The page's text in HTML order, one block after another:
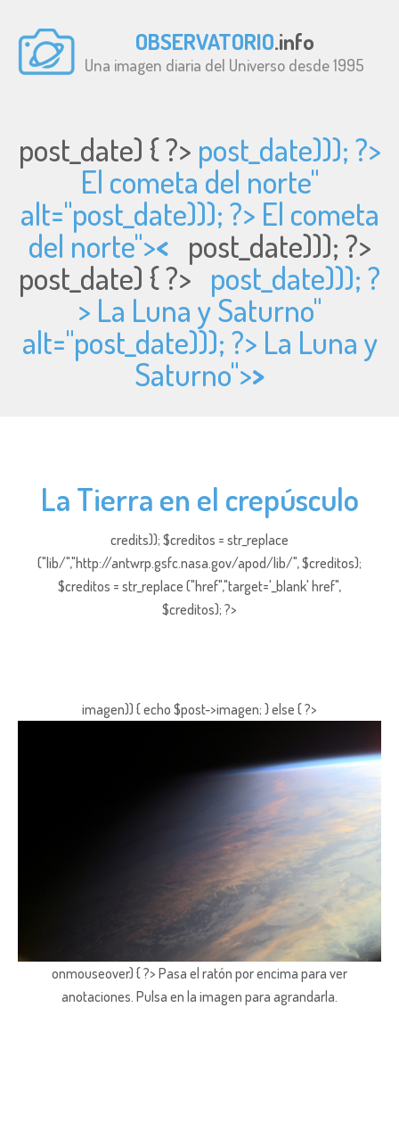
OBSERVATORIO.info
Una imagen diaria del Universo desde 1995
post_date) { ?> post_date))); ?>
El cometa del norte"
alt="post_date))); ?> El cometa
del norte">< post_date))); ?>
post_date) { ?> post_date))); ?
> La Luna y Saturno"
alt="post_date))); ?> La Luna y
Saturno">>
La Tierra en el crepúsculo
credits)); $creditos = str_replace
("lib/","http://antwrp.gsfc.nasa.gov/apod/lib/", $creditos);
$creditos = str_replace ("href","target='_blank' href",
$creditos); ?>
imagen)) { echo $post->imagen; } else { ?>
onmouseover) { ?> Pasa el ratón por encima para ver
anotaciones. Pulsa en la imagen para agrandarla.